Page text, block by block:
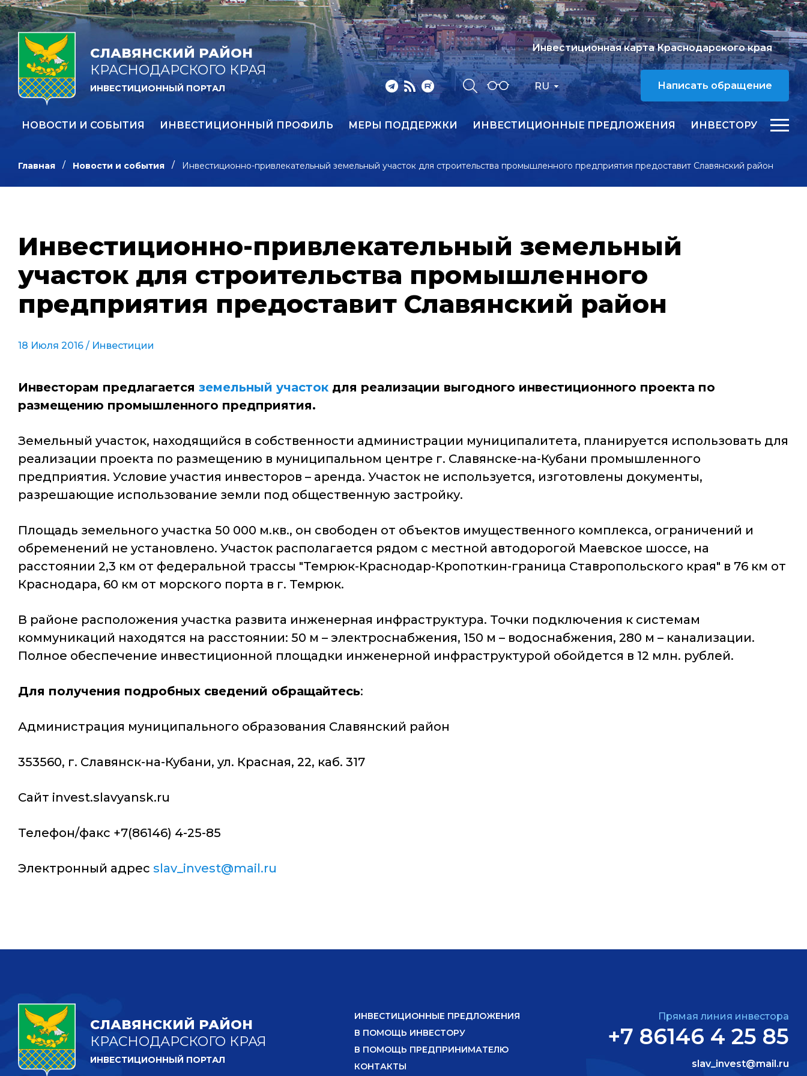
СЛАВЯНСКИЙ РАЙОН
КРАСНОДАРСКОГО КРАЯ
ИНВЕСТИЦИОННЫЙ ПОРТАЛ RU
Инвестиционная карта Краснодарского края
Написать обращение
НОВОСТИ И СОБЫТИЯ ИНВЕСТИЦИОННЫЙ ПРОФИЛЬ МЕРЫ ПОДДЕРЖКИ ИНВЕСТИЦИОННЫЕ ПРЕДЛОЖЕНИЯ ИНВЕСТОРУ
Главная Новости и события Инвестиционно-привлекательный земельный участок для строительства промышленного предприятия предоставит Славянский район
Инвестиционно-привлекательный земельный
участок для строительства промышленного
предприятия предоставит Славянский район
18 Июля 2016 / Инвестиции
Инвесторам предлагается земельный участок для реализации выгодного инвестиционного проекта по
размещению промышленного предприятия.
Земельный участок, находящийся в собственности администрации муниципалитета, планируется использовать для
реализации проекта по размещению в муниципальном центре г. Славянске-на-Кубани промышленного
предприятия. Условие участия инвесторов – аренда. Участок не используется, изготовлены документы,
разрешающие использование земли под общественную застройку.
Площадь земельного участка 50 000 м.кв., он свободен от объектов имущественного комплекса, ограничений и
обременений не установлено. Участок располагается рядом с местной автодорогой Маевское шоссе, на
расстоянии 2,3 км от федеральной трассы "Темрюк-Краснодар-Кропоткин-граница Ставропольского края" в 76 км от
Краснодара, 60 км от морского порта в г. Темрюк.
В районе расположения участка развита инженерная инфраструктура. Точки подключения к системам
коммуникаций находятся на расстоянии: 50 м – электроснабжения, 150 м – водоснабжения, 280 м – канализации.
Полное обеспечение инвестиционной площадки инженерной инфраструктурой обойдется в 12 млн. рублей.
Для получения подробных сведений обращайтесь:
Администрация муниципального образования Славянский район
353560, г. Славянск-на-Кубани, ул. Красная, 22, каб. 317
Сайт invest.slavyansk.ru
Телефон/факс +7(86146) 4-25-85
Электронный адрес slav_invest@mail.ru
СЛАВЯНСКИЙ РАЙОН
КРАСНОДАРСКОГО КРАЯ
ИНВЕСТИЦИОННЫЙ ПОРТАЛ
ИНВЕСТИЦИОННЫЕ ПРЕДЛОЖЕНИЯ
В ПОМОЩЬ ИНВЕСТОРУ
В ПОМОЩЬ ПРЕДПРИНИМАТЕЛЮ
КОНТАКТЫ
Прямая линия инвестора
+7 86146 4 25 85
slav_invest@mail.ru